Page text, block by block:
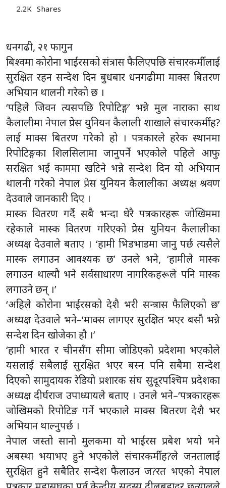
2.2K Shares
धनगढी, २१ फागुन
बिश्वमा कोरोना भाईरसको संत्रास फैलिएपछि संचारकर्मीलाई
सुरक्षित रहन सन्देश दिन बुधबार धनगढीमा माक्स बितरण
अभियान थालनी गरेको छ ।
‘पहिले जिवन त्यसपछि रिपोटिङ्ग’ भन्ने मुल नाराका साथ
कैलालीमा नेपाल प्रेस युनियन कैलाली शाखाले संचारकर्मीह?
लाई माक्स बितरण गरेको हो । पत्रकारले हरेक स्थानमा
रिपोटिङ्गका शिलसिलामा जानुपर्ने भएकोले पहिले आफु
सरक्षित भई काममा खटिने भन्ने सन्देश दिन यो अभियान
थालनी गरेको नेपाल प्रेस युनियन कैलालीका अध्यक्ष श्रवण
देउवाले जानकारी दिए ।
मास्क वितरण गर्दै सबै भन्दा धेरै पत्रकारहरू जोखिममा
रहेकाले मास्क वितरण गरिएको प्रेस युनियन कैलालीका
अध्यक्ष देउवाले बताए । ‘हामी भिडभाडमा जानु पर्छ त्यसैले
मास्क लगाउन आवश्यक छ’ उनले भने, ‘हामीले मास्क
लगाउन थाल्यौ भने सर्वसाधारण नागरिकहरूले पनि मास्क
लगाउने छन् ।’
‘अहिले कोरोना भाईरसको देशै भरी सन्त्रास फैलिएको छ’
अध्यक्ष देउवाले भने–‘माक्स लागएर सुरक्षित भएर बसौ भन्ने
सन्देश दिन खोजेका हौ ।’
‘हामी भारत र चीनसँग सीमा जोडिएको प्रदेशमा भएकोले
यसलाई सबैलाई सुरक्षित भएर बस्न पनि सबैमा सन्देश
दिएको सामुदायक रेडियो प्रशारक संघ सुदूरपश्चिम प्रदेशका
अध्यक्ष दीर्घराज उपाध्यायले बताए । उनले भने–‘पत्रकारहरू
जोखिमको रिपोटिङ गर्ने भएकाले माक्स बितरण देशै भर
अभियान थाल्नुपर्छ ।
नेपाल जस्तो सानो मुलकमा यो भाईरस प्रबेश भयो भने
अबस्था भयाभए हुने भएकोले संचारकर्मीह?ले जनतालाई
सुरक्षित हुने सबैतिर सन्देश फैलाउन ज?रत भएको नेपाल